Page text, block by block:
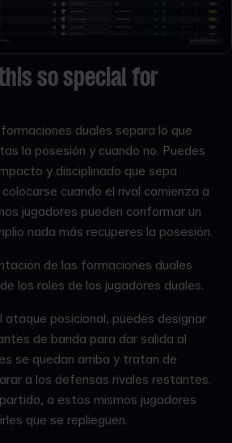
so special for
duales separa lo que
la posesión y cuando no. Puedes
y disciplinado que sepa
cuando el rival comienza a
jugadores pueden conformar un
nada más recuperes la posesión.
de las formaciones duales
los roles de los jugadores duales.
ataque posicional, puedes designar
de banda para dar salida al
se quedan arriba y tratan de
a los defensas rivales restantes.
a estos mismos jugadores
que se replieguen.